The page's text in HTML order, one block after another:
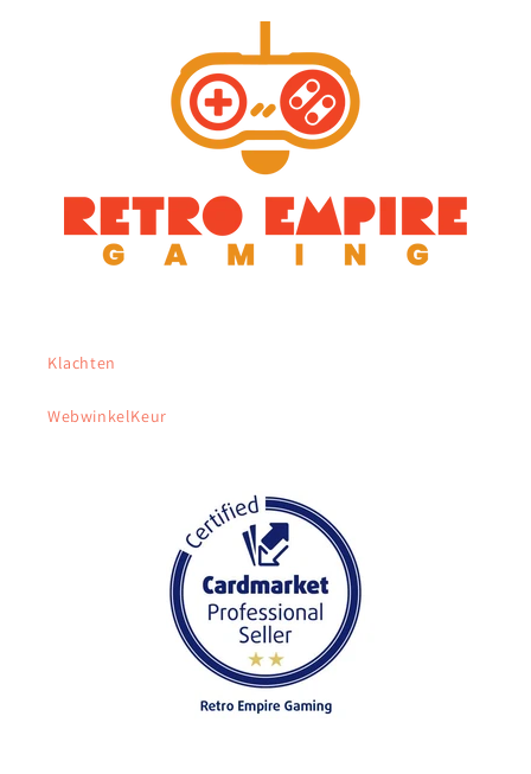
Klachten
WebwinkelKeur